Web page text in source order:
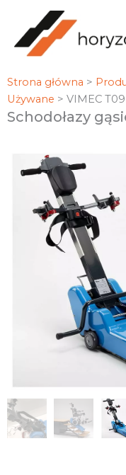
treści
Strona główna >
Używane > VIMEC
Schodołazy